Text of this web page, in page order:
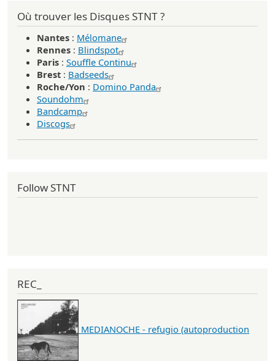
Où trouver les Disques STNT ?
Nantes : Mélomane
Rennes : Blindspot
Paris : Souffle Continu
Brest : Badseeds
Roche/Yon : Domino Panda
Soundohm
Bandcamp
Discogs
Follow STNT
REC_
MEDIANOCHE - refugio (autoproduction